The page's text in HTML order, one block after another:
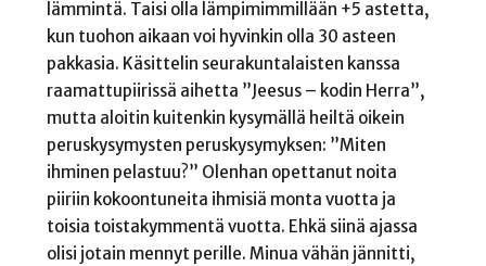
lämmintä. Taisi olla lämpimimmillään +5 astetta,
kun tuohon aikaan voi hyvinkin olla 30 asteen
pakkasia. Käsittelin seurakuntalaisten kanssa
raamattupiirissä aihetta ”Jeesus – kodin Herra”,
mutta aloitin kuitenkin kysymällä heiltä oikein
peruskysymysten peruskysymyksen: ”Miten
ihminen pelastuu?” Olenhan opettanut noita
piiriin kokoontuneita ihmisiä monta vuotta ja
toisia toistakymmentä vuotta. Ehkä siinä ajassa
olisi jotain mennyt perille. Minua vähän jännitti,